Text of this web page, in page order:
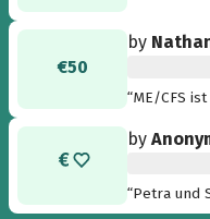
€50
by
“ME/CFS
by
“Petra und